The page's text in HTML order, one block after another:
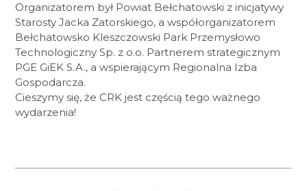
Organizatorem był Powiat Bełchatowski z inicjatywy
Starosty Jacka Zatorskiego, a współorganizatorem
Bełchatowsko Kleszczowski Park Przemysłowo
Technologiczny Sp. z o.o. Partnerem strategicznym
PGE GiEK S.A., a wspierającym Regionalna Izba
Gospodarcza.
Cieszymy się, że CRK jest częścią tego ważnego
wydarzenia!